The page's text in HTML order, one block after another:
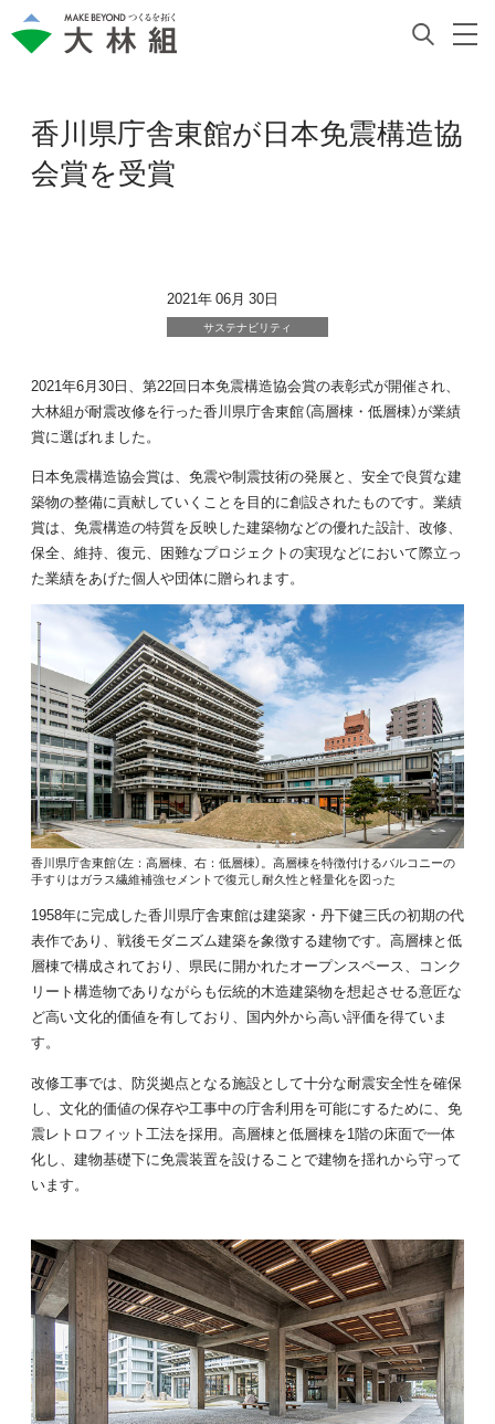
香川県庁舎東館が日本免震構造協
会賞を受賞
2021年 06月 30日
サステナビリティ
2021年6月30日、第22回日本免震構造協会賞の表彰式が開催され、
大林組が耐震改修を行った香川県庁舎東館（高層棟・低層棟）が業績
賞に選ばれました。
日本免震構造協会賞は、免震や制震技術の発展と、安全で良質な建
築物の整備に貢献していくことを目的に創設されたものです。業績
賞は、免震構造の特質を反映した建築物などの優れた設計、改修、
保全、維持、復元、困難なプロジェクトの実現などにおいて際立っ
た業績をあげた個人や団体に贈られます。
香川県庁舎東館（左：高層棟、右：低層棟）。高層棟を特徴付けるバルコニーの
手すりはガラス繊維補強セメントで復元し耐久性と軽量化を図った
1958年に完成した香川県庁舎東館は建築家・丹下健三氏の初期の代
表作であり、戦後モダニズム建築を象徴する建物です。高層棟と低
層棟で構成されており、県民に開かれたオープンスペース、コンク
リート構造物でありながらも伝統的木造建築物を想起させる意匠な
ど高い文化的価値を有しており、国内外から高い評価を得ていま
す。
改修工事では、防災拠点となる施設として十分な耐震安全性を確保
し、文化的価値の保存や工事中の庁舎利用を可能にするために、免
震レトロフィット工法を採用。高層棟と低層棟を1階の床面で一体
化し、建物基礎下に免震装置を設けることで建物を揺れから守って
います。